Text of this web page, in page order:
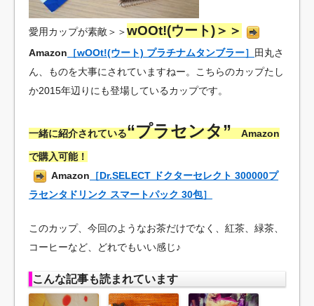
愛用カップが素敵＞＞wOOt!(ウート)＞＞
Amazon ［wOOt!(ウート) プラチナムタンブラー］
田丸さ
ん、ものを大事にされていますねー。こちらのカップたし
か2015年辺りにも登場しているカップです。
一緒に紹介されている“プラセンタ” Amazon
で購入可能！
Amazon ［Dr.SELECT ドクターセレクト 300000プ
ラセンタドリンク スマートパック 30包］
このカップ、今回のようなお茶だけでなく、紅茶、緑茶、
コーヒーなど、どれでもいい感じ♪
こんな記事も読まれています